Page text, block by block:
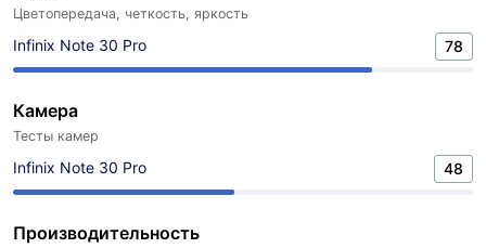
Цветопередача, четкость, яркость
Infinix Note 30 Pro 78
Камера
Тесты камер
Infinix Note 30 Pro 48
Производительность